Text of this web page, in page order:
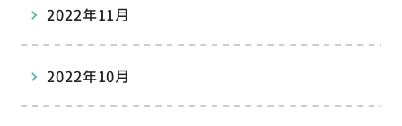
2022年11月
2022年10月